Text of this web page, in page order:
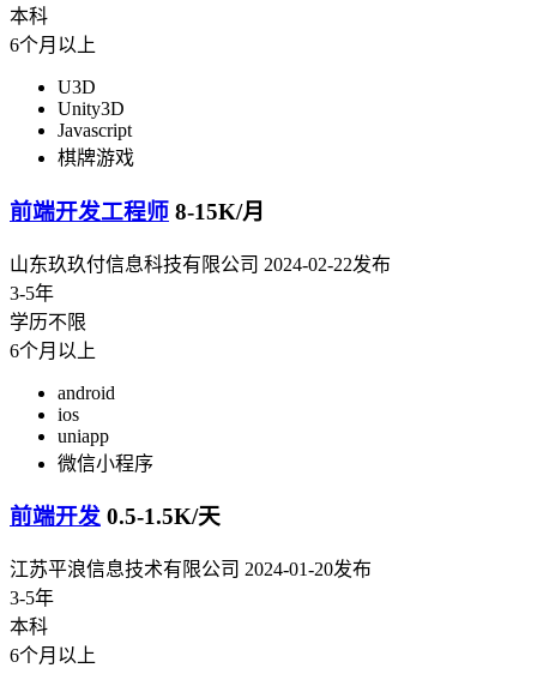
本科
6个月以上
U3D
Unity3D
Javascript
棋牌游戏
前端开发工程师 8-15K/月
山东玖玖付信息科技有限公司 2024-02-22发布
3-5年
学历不限
6个月以上
android
ios
uniapp
微信小程序
前端开发 0.5-1.5K/天
江苏平浪信息技术有限公司 2024-01-20发布
3-5年
本科
6个月以上